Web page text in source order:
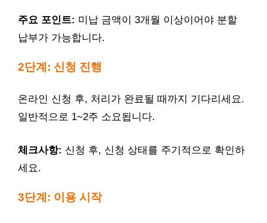
주요 포인트: 미납 금액이 3개월 이상이어야 분할
납부가 가능합니다.
2단계: 신청 진행
온라인 신청 후, 처리가 완료될 때까지 기다리세요.
일반적으로 1~2주 소요됩니다.
체크사항: 신청 후, 신청 상태를 주기적으로 확인하
세요.
3단계: 이용 시작